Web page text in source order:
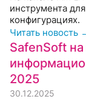
инструмента
конфигурациях.
Читать новость
SafenSoft
2025
30.12.2025